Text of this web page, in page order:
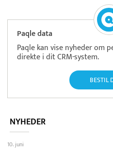
Paqle data
Paqle kan vise nyheder om
direkte i dit CRM-system.
BESTIL
NYHEDER
10. juni